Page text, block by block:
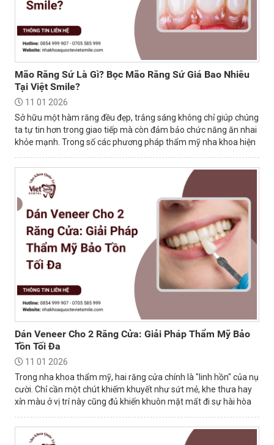
Mão Răng Sứ Là Gì? Bọc Mão Răng Sứ Giá Bao Nhiêu
Tại Việt Smile?
11 01 2026
Sở hữu một hàm răng đều đẹp, trắng sáng không chỉ giúp chúng
ta tự tin hơn trong giao tiếp mà còn đảm bảo chức năng ăn nhai
khỏe mạnh. Trong số các phương pháp thẩm mỹ nha khoa hiện
Dán Veneer Cho 2 Răng Cửa: Giải Pháp Thẩm Mỹ Bảo
Tồn Tối Đa
11 01 2026
Trong nha khoa thẩm mỹ, hai răng cửa chính là "linh hồn" của nụ
cười. Chỉ cần một chút khiếm khuyết như sứt mẻ, khe thưa hay
xỉn màu ở vị trí này cũng đủ khiến khuôn mặt mất đi sự hài hòa